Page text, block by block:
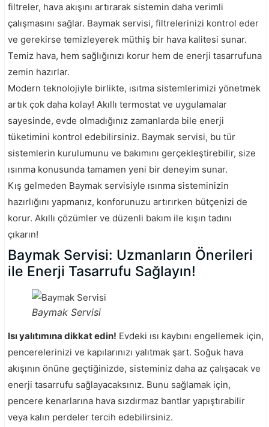
filtreler, hava akışını artırarak sistemin daha verimli
çalışmasını sağlar. Baymak servisi, filtrelerinizi kontrol eder
ve gerekirse temizleyerek müthiş bir hava kalitesi sunar.
Temiz hava, hem sağlığınızı korur hem de enerji tasarrufuna
zemin hazırlar.
Modern teknolojiyle birlikte, ısıtma sistemlerimizi yönetmek
artık çok daha kolay! Akıllı termostat ve uygulamalar
sayesinde, evde olmadığınız zamanlarda bile enerji
tüketimini kontrol edebilirsiniz. Baymak servisi, bu tür
sistemlerin kurulumunu ve bakımını gerçekleştirebilir, size
ısınma konusunda tamamen yeni bir deneyim sunar.
Kış gelmeden Baymak servisiyle ısınma sisteminizin
hazırlığını yapmanız, konforunuzu artırırken bütçenizi de
korur. Akıllı çözümler ve düzenli bakım ile kışın tadını
çıkarın!
Baymak Servisi: Uzmanların Önerileri
ile Enerji Tasarrufu Sağlayın!
Baymak Servisi
Isı yalıtımına dikkat edin! Evdeki ısı kaybını engellemek için,
pencerelerinizi ve kapılarınızı yalıtmak şart. Soğuk hava
akışının önüne geçtiğinizde, sisteminiz daha az çalışacak ve
enerji tasarrufu sağlayacaksınız. Bunu sağlamak için,
pencere kenarlarına hava sızdırmaz bantlar yapıştırabilir
veya kalın perdeler tercih edebilirsiniz.